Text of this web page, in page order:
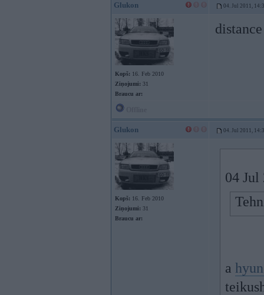
Glukon 04. Jul 2011,
Kopš: 16. Feb 2010
Ziņojumi: 31
Braucu ar:
Glukon 04. Jul 2011,
Kopš: 16. Feb 2010
Ziņojumi: 31
Braucu ar:
04 Jul
a